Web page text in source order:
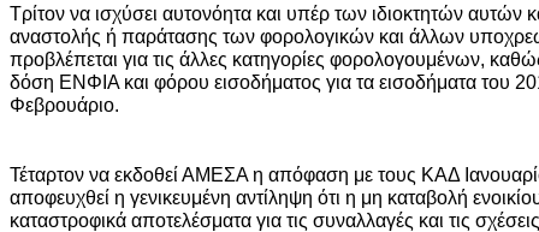
Τρίτον να ισχύσει αυτονόητα και υπέρ των ιδιοκτητών αυτών
αναστολής ή παράτασης των φορολογικών και άλλων
προβλέπεται για τις άλλες κατηγορίες φορολογουμένων,
δόση ΕΝΦΙΑ και φόρου εισοδήματος για τα εισοδήματα του
Φεβρουάριο.
Τέταρτον να εκδοθεί ΑΜΕΣΑ η απόφαση με τους ΚΑΔ
αποφευχθεί η γενικευμένη αντίληψη ότι η μη καταβολή
καταστροφικά αποτελέσματα για τις συναλλαγές και τις